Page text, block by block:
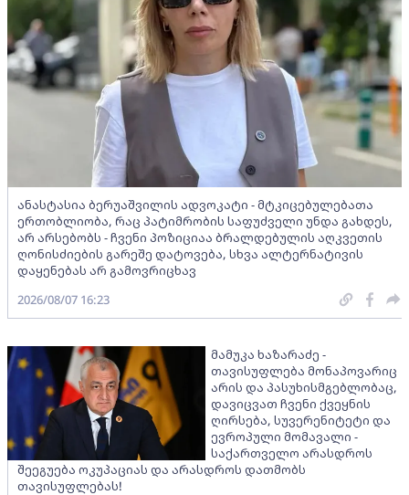
ანასტასია ბერუაშვილის ადვოკატი - მტკიცებულებათა
ერთობლიობა, რაც პატიმრობის საფუძველი უნდა გახდეს,
არ არსებობს - ჩვენი პოზიციაა ბრალდებულის აღკვეთის
ღონისძიების გარეშე დატოვება, სხვა ალტერნატივის
დაყენებას არ გამოვრიცხავ
2026/08/07 16:23
მამუკა ხაზარაძე -
თავისუფლება მონაპოვარიც
არის და პასუხისმგებლობაც,
დავიცვათ ჩვენი ქვეყნის
ღირსება, სუვერენიტეტი და
ევროპული მომავალი -
საქართველო არასდროს
შეეგუება ოკუპაციას და არასდროს დათმობს
თავისუფლებას!